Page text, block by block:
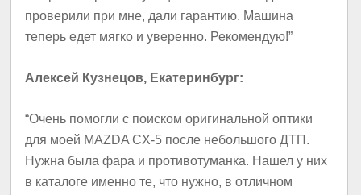
проверили при мне, дали гарантию. Машина
теперь едет мягко и уверенно. Рекомендую!”
Алексей Кузнецов, Екатеринбург:
“Очень помогли с поиском оригинальной оптики
для моей MAZDA CX-5 после небольшого ДТП.
Нужна была фара и противотуманка. Нашел у них
в каталоге именно те, что нужно, в отличном